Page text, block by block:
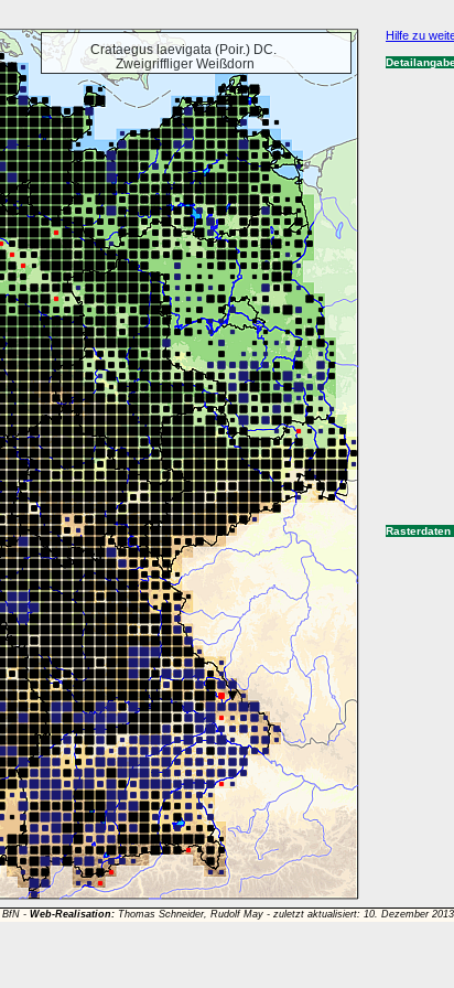
Crataegus laevigata (Poir.) DC.
Zweigriffliger Weißdorn
Rasterdaten
Hilfe zu
BfN - Web-Realisation: Thomas Schneider, Rudolf May - zuletzt aktualisiert: 10. Dezember